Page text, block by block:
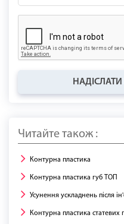
Читайте також :
Контурна пластика
Контурна пластика губ ТОП
Усунення ускладнень після
Контурна пластика статевих